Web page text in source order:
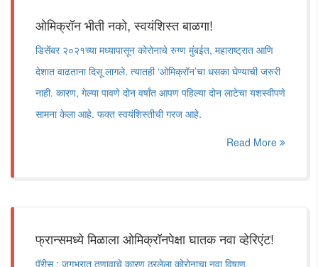
ओमिक्रॉन भीती नको, स्वयंशिस्त बाळगा!
डिसेंबर २०२१च्या मध्यापासून कोरोनाचे रुग्ण मुंबईत, महाराष्ट्रात आणि
देशात वाढताना दिसू लागले. त्यातही ‘ओमिक्रॉन’चा धसका घेण्याची जरुरी
नाही. कारण, गेल्या पावणे दोन वर्षांत आपण पहिल्या दोन लाटेचा यशस्वीपणे
सामना केला आहे. फक्त स्वयंशिस्तीची गरज आहे.
Read More
फ्रान्समध्ये मिळाला ओमिक्रॉनपेक्षा घातक नवा व्हेरिएंट!
पॅरीस : जगभरात तणावाचे कारण ठरलेला कोरोनाचा नवा विषाणू